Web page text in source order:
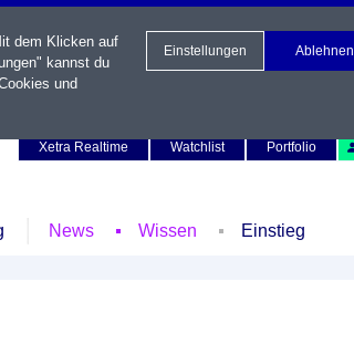
Xetra Realtime
Watchlist Portfolio
News Wissen Einstieg
dem Klicken auf
kannst du
und
Einstellungen Ablehnen